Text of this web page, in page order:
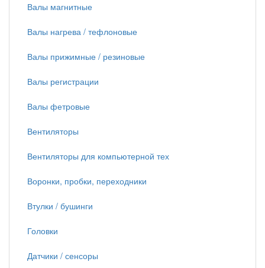
Валы магнитные
Валы нагрева / тефлоновые
Валы прижимные / резиновые
Валы регистрации
Валы фетровые
Вентиляторы
Вентиляторы для компьютерной тех
Воронки, пробки, переходники
Втулки / бушинги
Головки
Датчики / сенсоры